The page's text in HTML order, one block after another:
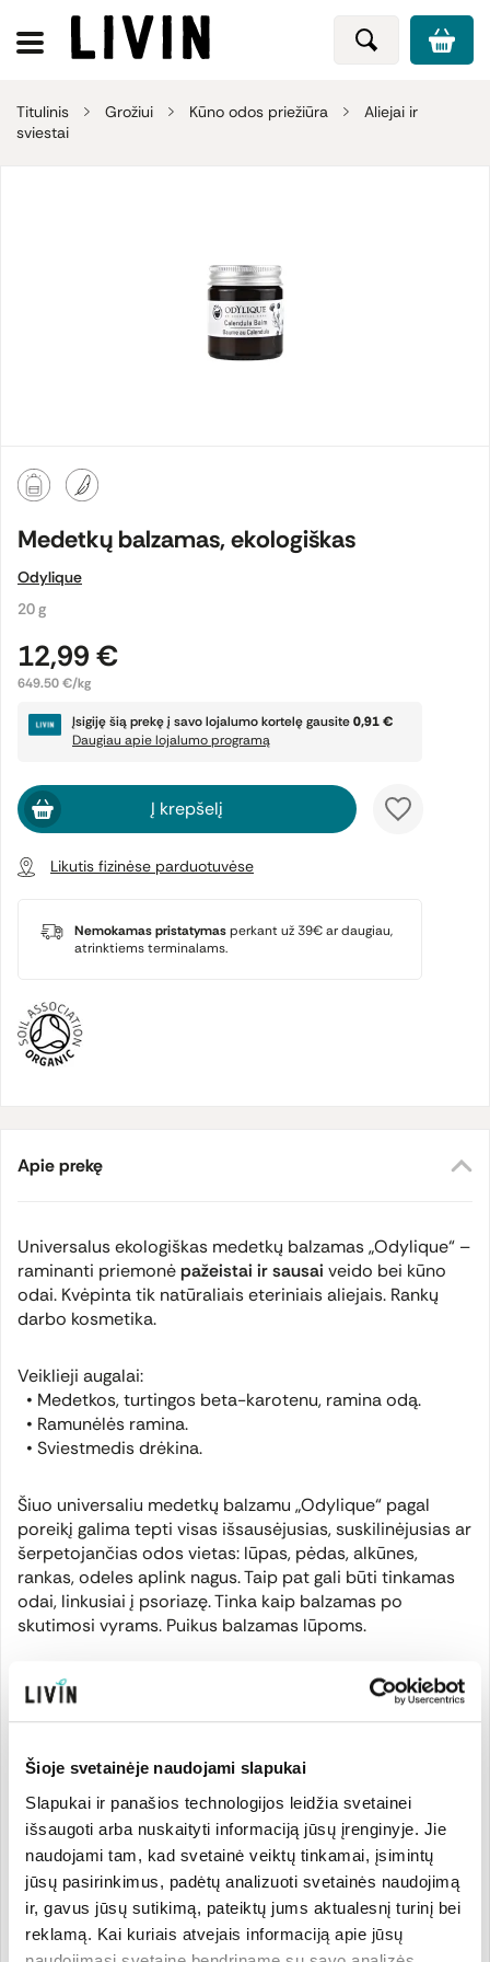
Šioje svetainėje naudojami slapukai
Slapukai ir panašios technologijos leidžia svetainei
išsaugoti arba nuskaityti informaciją jūsų įrenginyje. Jie
naudojami tam, kad svetainė veiktų tinkamai, įsimintų
jūsų pasirinkimus, padėtų analizuoti svetainės naudojimą
ir, gavus jūsų sutikimą, pateiktų jums aktualesnį turinį bei
reklamą. Kai kuriais atvejais informaciją apie jūsų
Titulinis Grožiui Kūno odos priežiūra
Aliejai ir
sviestai
Medetkų balzamas, ekologiškas
Odylique
20 g
12,99 €
649.50 €/kg
Įsigiję šią prekę į savo lojalumo kortelę gausite0,91 €
Daugiau apie lojalumo programą
Į krepšelį
Likutis fizinėse parduotuvėse
Nemokamas pristatymasperkant už 39€ ar daugiau,
atrinktiems terminalams.
Apie prekę
Universalus ekologiškas medetkų balzamas „Odylique“ –
raminanti priemonėpažeistai ir sausai veido bei kūno
odai. Kvėpinta tik natūraliais eteriniais aliejais. Rankų
darbo kosmetika.
Veiklieji augalai:
• Medetkos, turtingos beta-karotenu, ramina odą.
• Ramunėlės ramina.
• Sviestmedis drėkina.
Šiuo universaliu medetkų balzamu „Odylique“ pagal
poreikį galima tepti visas išsausėjusias, suskilinėjusias ar
šerpetojančias odos vietas: lūpas, pėdas, alkūnes,
rankas, odeles aplink nagus. Taip pat gali būti tinkamas
odai, linkusiai į psoriazę. Tinka kaip balzamas po
skutimosi vyrams. Puikus balzamas lūpoms.
Sertifikuotas kaip 100% ekologiškas. Balzame nėra
alergijas dažnai sukeliančių ingredientų. Be palmių
jautrią odą.
Atidarius sunaudoti per 6 mėnesius.